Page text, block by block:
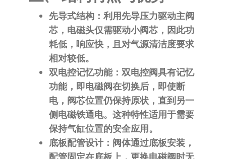
先导式结构：利用先导压力驱动主阀
芯，电磁头仅需驱动小阀芯，因此功
耗低，响应快，且对气源清洁度要求
相对较低。
双电控记忆功能：双电控阀具有记忆
功能，即电磁阀在切换后，即使断
电，阀芯位置仍保持原状，直到另一
侧电磁铁通电。这种特性适用于需要
保持气缸位置的安全应用。
底板配管设计：阀体通过底板安装，